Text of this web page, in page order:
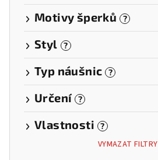
Motivy šperků ?
Styl ?
Typ náušnic ?
Určení ?
Vlastnosti ?
VYMAZAT FILTRY